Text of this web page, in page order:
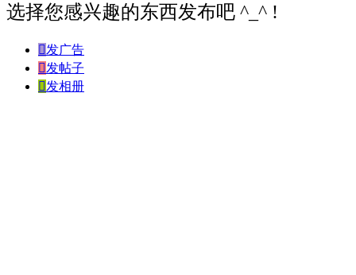
选择您感兴趣的东西发布吧 ^_^ !
发广告
发帖子
发相册